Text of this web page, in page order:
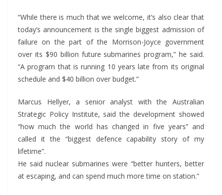
“While there is much that we welcome, it’s also clear that
today’s announcement is the single biggest admission of
failure on the part of the Morrison-Joyce government
over its $90 billion future submarines program,” he said.
“A program that is running 10 years late from its original
schedule and $40 billion over budget.”
Marcus Hellyer, a senior analyst with the Australian
Strategic Policy Institute, said the development showed
“how much the world has changed in five years” and
called it the “biggest defence capability story of my
lifetime”.
He said nuclear submarines were “better hunters, better
at escaping, and can spend much more time on station.”